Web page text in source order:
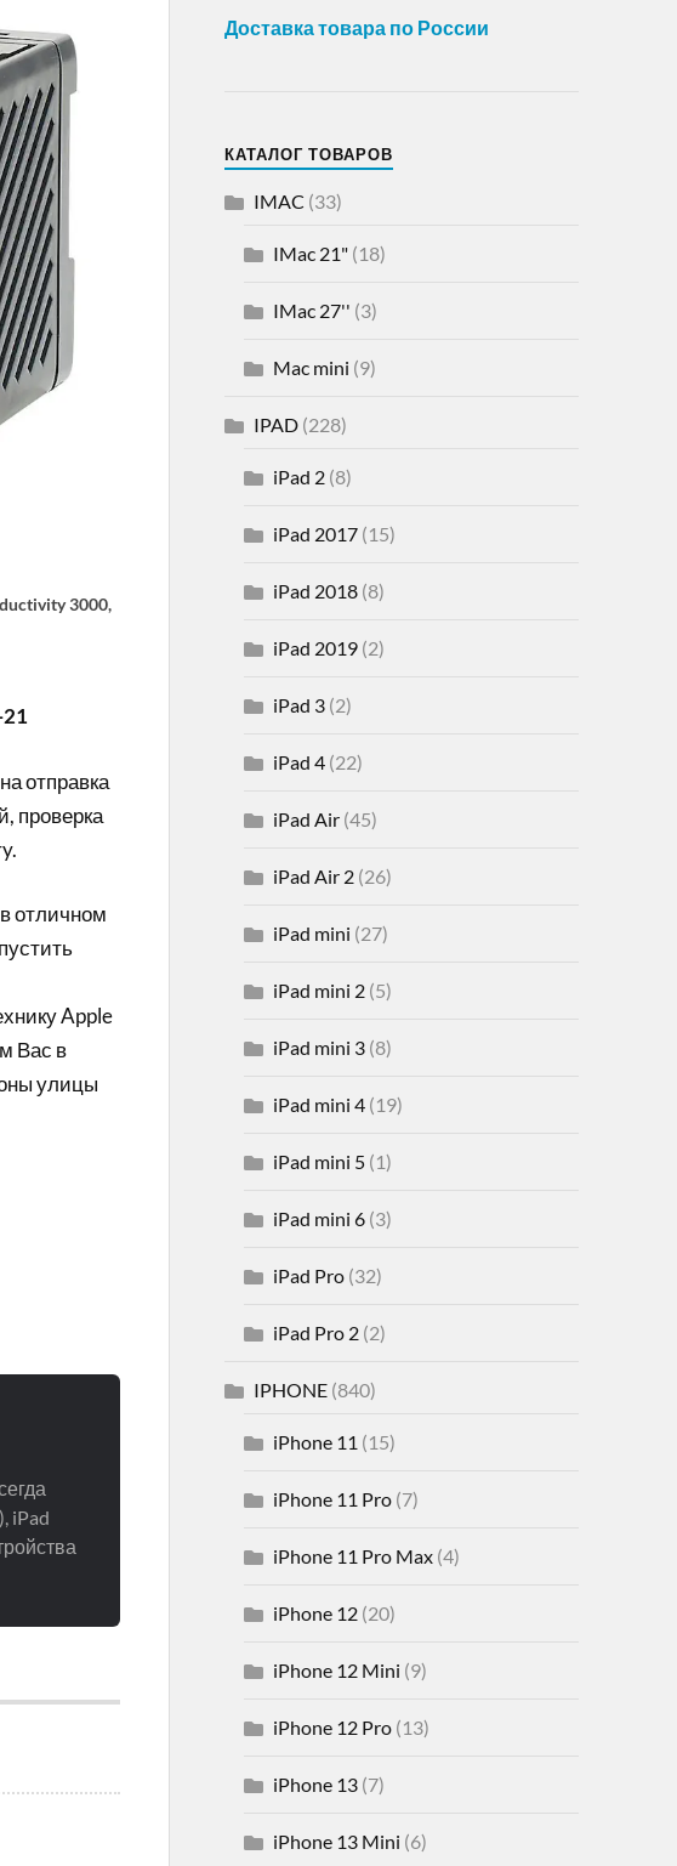
3000,
отправка
проверка
отличном
Apple
Вас в
улицы
iPad
Доставка товара по России
КАТАЛОГ ТОВАРОВ
IMAC (33)
IMac 21"(18)
IMac 27'' (3)
Mac mini (9)
IPAD(228)
iPad 2(8)
iPad 2017(15)
iPad 2018(8)
iPad 2019(2)
iPad 3(2)
iPad 4(22)
iPad Air(45)
iPad Air 2(26)
iPad mini (27)
iPad mini 2(5)
iPad mini 3(8)
iPad mini 4(19)
iPad mini 5(1)
iPad mini 6(3)
iPad Pro(32)
iPad Pro 2(2)
IPHONE(840)
iPhone 11 (15)
iPhone 11 Pro(7)
iPhone 11 Pro Max(4)
iPhone 12(20)
iPhone 12 Mini (9)
iPhone 12 Pro(13)
iPhone 13(7)
iPhone 13 Mini (6)